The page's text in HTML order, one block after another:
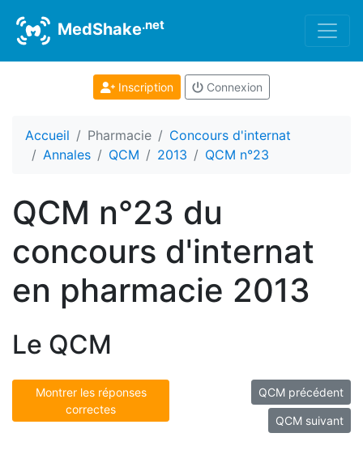
MedShake.net
Inscription Connexion
Accueil Pharmacie
Concours d'internat
Annales
QCM 2013 QCM n°23
QCM n°23 du
concours d'internat
en pharmacie 2013
Le QCM
Montrer les réponses
correctes
QCM précédent
QCM suivant